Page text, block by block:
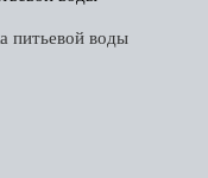
питьевой воды